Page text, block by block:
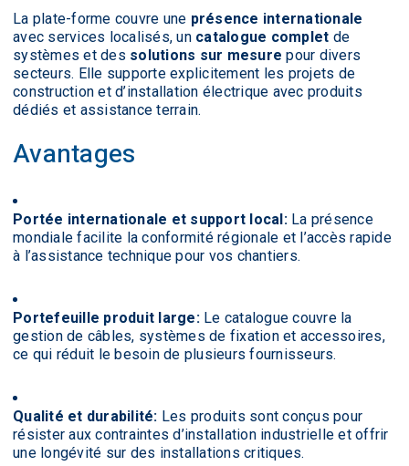
La plate-forme couvre une présence internationale
avec services localisés, un catalogue complet de
systèmes et des solutions sur mesure pour divers
secteurs. Elle supporte explicitement les projets de
construction et d’installation électrique avec produits
dédiés et assistance terrain.
Avantages
Portée internationale et support local:La présence
mondiale facilite la conformité régionale et l’accès rapide
à l’assistance technique pour vos chantiers.
Portefeuille produit large:Le catalogue couvre la
gestion de câbles, systèmes de fixation et accessoires,
ce qui réduit le besoin de plusieurs fournisseurs.
Qualité et durabilité: Les produits sont conçus pour
résister aux contraintes d’installation industrielle et offrir
une longévité sur des installations critiques.